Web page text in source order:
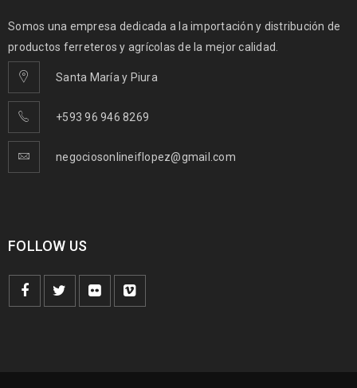
Somos una empresa dedicada a la importación y distribución de
productos ferreteros y agrícolas de la mejor calidad.
Santa María y Piura
+593 96 946 8269
negociosonlineiflopez@gmail.com
FOLLOW US